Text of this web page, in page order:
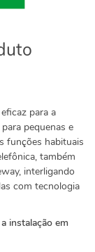
para a
pequenas e
funções habituais
também
interligando
com tecnologia
instalação em